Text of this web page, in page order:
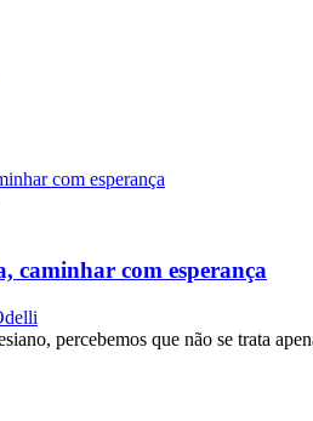
caminhar com esperança
percebemos que não se trata